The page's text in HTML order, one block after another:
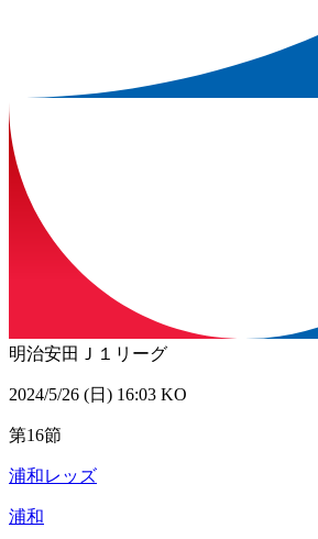
明治安田Ｊ１リーグ
2024/5/26 (日) 16:03 KO
第16節
浦和レッズ
浦和